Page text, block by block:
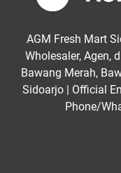
AGM Fresh Mart
Wholesaler, Agen,
Bawang Merah,
Sidoarjo | Official
Phone/